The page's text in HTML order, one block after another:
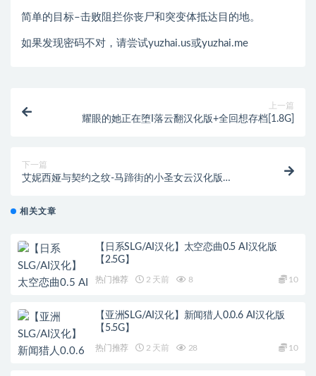
简单的目标–击败阻拦你丧尸和突变体抵达目的地。
如果发现密码不对，请尝试yuzhai.us或yuzhai.me
上一篇
耀眼的她正在堕I落云翻汉化版+全回想存档[1.8G]
下一篇
艾妮西娅与契约之纹-马蹄街的小圣女云汉化版
相关文章
【日系SLG/AI汉化】太空恋曲0.5 AI汉化版
【2.5G】
热门推荐 2 天前 8 10
【亚洲SLG/AI汉化】新闻猎人0.0.6 AI汉化版
【5.5G】
热门推荐 2 天前 28 10